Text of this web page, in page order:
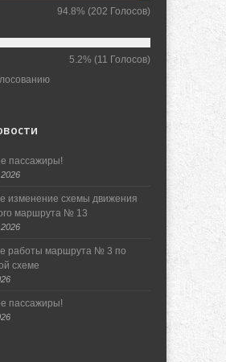
94.8% (202 Голосов)
5.2% (11 Голосов)
пассажиры!
изменение схемы движения
маршрута № 13
работы маршрута № 3 по
схеме
пассажиры!